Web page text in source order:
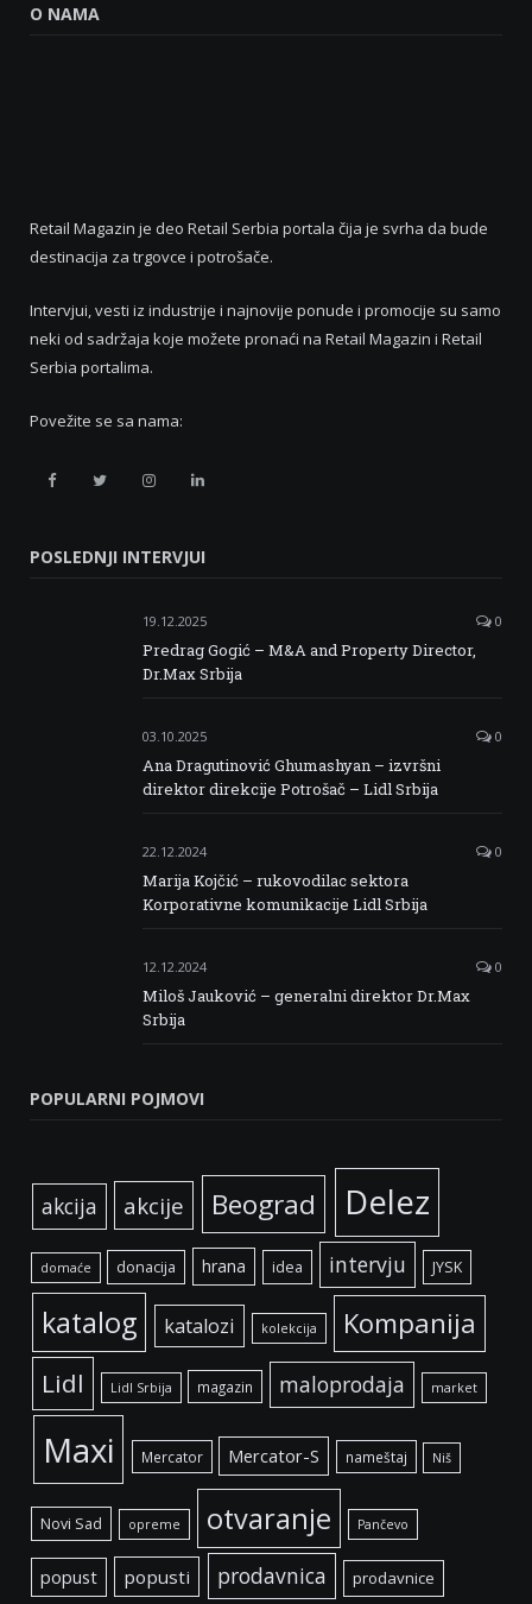
O NAMA
Retail Magazin je deo Retail Serbia portala čija je svrha da bude
destinacija za trgovce i potrošače.
Intervjui, vesti iz industrije i najnovije ponude i promocije su samo
neki od sadržaja koje možete pronaći na Retail Magazin i Retail
Serbia portalima.
Povežite se sa nama:
Retail
Facebook
Retail
Twitter
Retail
Instagram
Retail
Linkedin
POSLEDNJI INTERVJUI
19.12.2025 0
Predrag Gogić – M&A and Property Director,
Dr.Max Srbija
03.10.2025 0
Ana Dragutinović Ghumashyan – izvršni
direktor direkcije Potrošač – Lidl Srbija
22.12.2024 0
Marija Kojčić – rukovodilac sektora
Korporativne komunikacije Lidl Srbija
12.12.2024 0
Miloš Jauković – generalni direktor Dr.Max
Srbija
POPULARNI POJMOVI
akcija akcije Beograd Delez
domaće donacija hrana idea intervju JYSK
katalog katalozi kolekcija Kompanija
Lidl Lidl Srbija magazin maloprodaja market
Maxi Mercator Mercator-S nameštaj Niš
Novi Sad opreme otvaranje Pančevo
popust popusti prodavnica prodavnice